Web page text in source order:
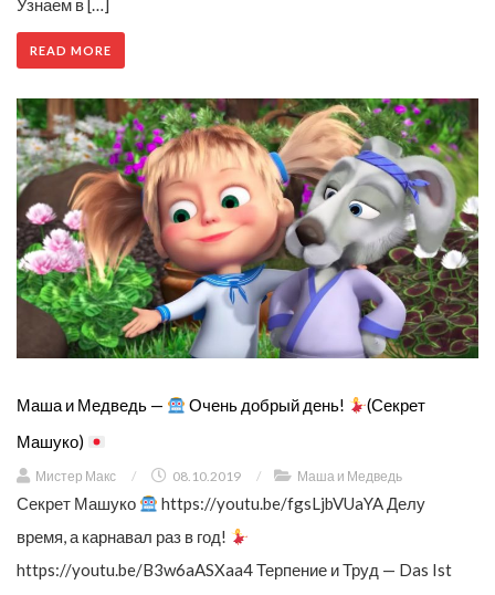
Узнаем в […]
READ MORE
Маша и Медведь — Очень добрый день!
(Секрет
Машуко)
Мистер Макс / 08.10.2019 / Маша и Медведь
Секрет Машуко
https://youtu.be/fgsLjbVUaYA Делу
время, а карнавал раз в год!
https://youtu.be/B3w6aASXaa4 Терпение и Труд — Das Ist